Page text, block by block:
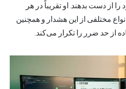
از دست بدهند. او تقریباً در هر
مختلفی از این هشدار و همچنین
از حد ضرر را تکرار می‌کند.